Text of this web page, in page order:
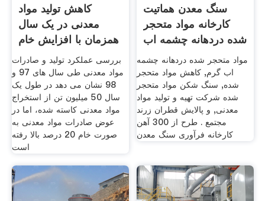
کاهش تولید مواد
معدنی در یک سال
همزمان با افزایش خام
فروشی ...
بررسی عملکرد تولید و صادرات
مواد معدنی طی سال های 97 و
98 نشان می دهد در طول یک
سال 50 میلیون تن از استخراج
مواد معدنی کاسته شده، اما در
عوض صادرات مواد معدنی به
صورت خام 20 درصد بالا رفته
است
سنگ معدن هماتیت
کارخانه مواد متحجر
شده دردهانه چشمه اب
گرم
مواد متحجر شده دردهانه چشمه
اب گرم, کاهش مواد متحجر
شده, سنگ شکن مواد متحجر
شده شرکت تهیه و تولید مواد
معدنی, و پالایش قطران زرند
مجتمع . طرح از 300 آهن
کارخانه فرآوری سنگ معدن